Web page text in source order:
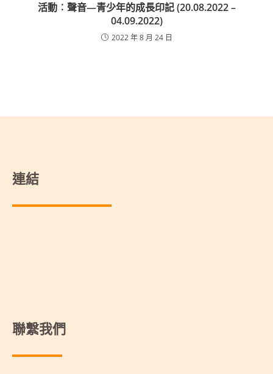
活動︰聲音—青少年的成長印記 (20.08.2022 –
04.09.2022)
2022 年 8 月 24 日
連結
聯繫我們